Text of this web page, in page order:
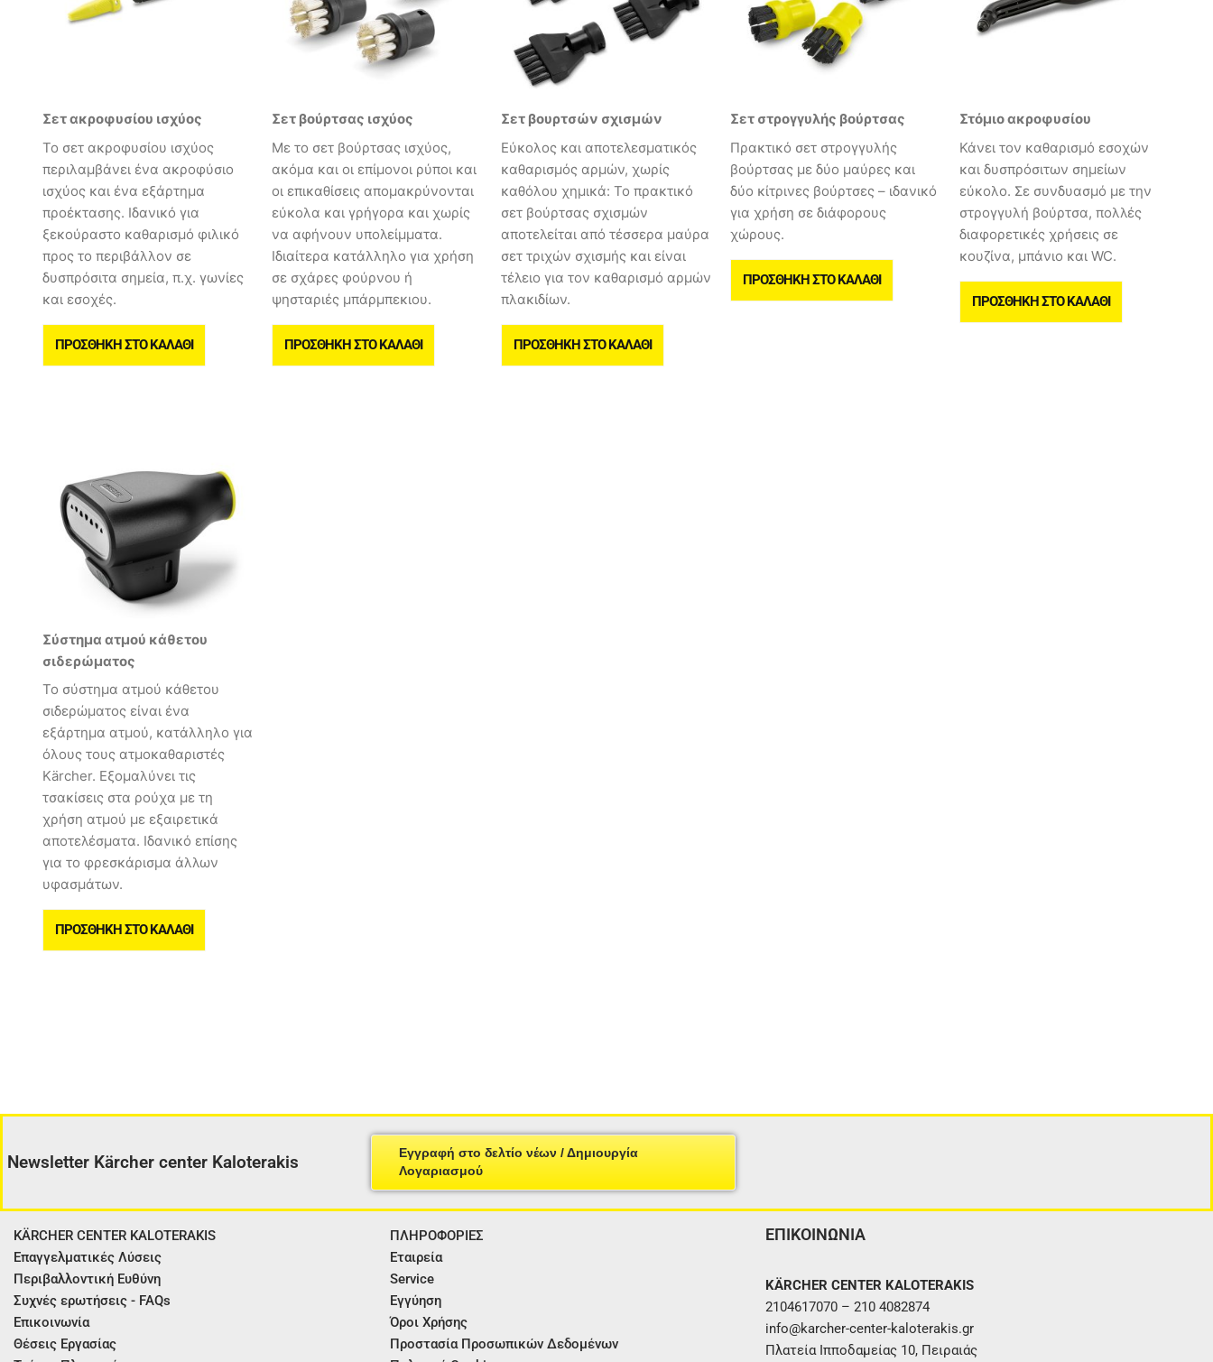
Σετ ακροφυσίου ισχύος
Το σετ ακροφυσίου ισχύος
περιλαμβάνει ένα ακροφύσιο
ισχύος και ένα εξάρτημα
προέκτασης. Ιδανικό για
ξεκούραστο καθαρισμό φιλικό
προς το περιβάλλον σε
δυσπρόσιτα σημεία, π.χ. γωνίες
και εσοχές.
ΠΡΟΣΘΉΚΗ ΣΤΟ ΚΑΛΆΘΙ
Σετ βούρτσας ισχύος
Με το σετ βούρτσας ισχύος,
ακόμα και οι επίμονοι ρύποι και
οι επικαθίσεις απομακρύνονται
εύκολα και γρήγορα και χωρίς
να αφήνουν υπολείμματα.
Ιδιαίτερα κατάλληλο για χρήση
σε σχάρες φούρνου ή
ψησταριές μπάρμπεκιου.
ΠΡΟΣΘΉΚΗ ΣΤΟ ΚΑΛΆΘΙ
Σετ βουρτσών σχισμών
Εύκολος και αποτελεσματικός
καθαρισμός αρμών, χωρίς
καθόλου χημικά: Το πρακτικό
σετ βούρτσας σχισμών
αποτελείται από τέσσερα μαύρα
σετ τριχών σχισμής και είναι
τέλειο για τον καθαρισμό αρμών
πλακιδίων.
ΠΡΟΣΘΉΚΗ ΣΤΟ ΚΑΛΆΘΙ
Σετ στρογγυλής βούρτσας
Πρακτικό σετ στρογγυλής
βούρτσας με δύο μαύρες και
δύο κίτρινες βούρτσες – ιδανικό
για χρήση σε διάφορους
χώρους.
ΠΡΟΣΘΉΚΗ ΣΤΟ ΚΑΛΆΘΙ
Στόμιο ακροφυσίου
Κάνει τον καθαρισμό εσοχών
και δυσπρόσιτων σημείων
εύκολο. Σε συνδυασμό με την
στρογγυλή βούρτσα, πολλές
διαφορετικές χρήσεις σε
κουζίνα, μπάνιο και WC.
ΠΡΟΣΘΉΚΗ ΣΤΟ ΚΑΛΆΘΙ
Σύστημα ατμού κάθετου
σιδερώματος
Το σύστημα ατμού κάθετου
σιδερώματος είναι ένα
εξάρτημα ατμού, κατάλληλο για
όλους τους ατμοκαθαριστές
Kärcher. Εξομαλύνει τις
τσακίσεις στα ρούχα με τη
χρήση ατμού με εξαιρετικά
αποτελέσματα. Ιδανικό επίσης
για το φρεσκάρισμα άλλων
υφασμάτων.
ΠΡΟΣΘΉΚΗ ΣΤΟ ΚΑΛΆΘΙ
Newsletter Kärcher center Kaloterakis
Εγγραφή στο δελτίο νέων / Δημιουργία
Λογαριασμού
KÄRCHER CENTER KALOTERAKIS
Επαγγελματικές Λύσεις
Περιβαλλοντική Ευθύνη
Συχνές ερωτήσεις - FAQs
Επικοινωνία
Θέσεις Εργασίας
ΠΛΗΡΟΦΟΡΙΕΣ
Εταιρεία
Service
Εγγύηση
Όροι Χρήσης
Προστασία Προσωπικών Δεδομένων
ΕΠΙΚΟΙΝΩΝΙΑ
KÄRCHER CENTER KALOTERAKIS
2104617070 – 210 4082874
info@karcher-center-kaloterakis.gr
Πλατεία Ιπποδαμείας 10, Πειραιάς